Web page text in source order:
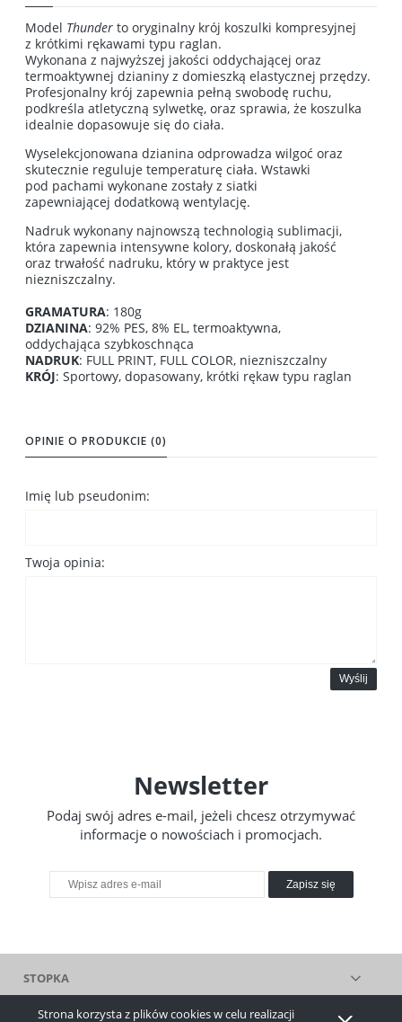
Strona korzysta z plików cookies w celu realizacji
Model Thunder to oryginalny krój koszulki kompresyjnej
z krótkimi rękawami typu raglan.
Wykonana z najwyższej jakości oddychającej oraz
termoaktywnej dzianiny z domieszką elastycznej przędzy.
Profesjonalny krój zapewnia pełną swobodę ruchu,
podkreśla atletyczną sylwetkę, oraz sprawia, że koszulka
idealnie dopasowuje się do ciała.
Wyselekcjonowana dzianina odprowadza wilgoć oraz
skutecznie reguluje temperaturę ciała. Wstawki
pod pachami wykonane zostały z siatki
zapewniającej dodatkową wentylację.
Nadruk wykonany najnowszą technologią sublimacji,
która zapewnia intensywne kolory, doskonałą jakość
oraz trwałość nadruku, który w praktyce jest
niezniszczalny.
GRAMATURA: 180g
DZIANINA: 92% PES, 8% EL, termoaktywna,
oddychająca szybkoschnąca
NADRUK: FULL PRINT, FULL COLOR, niezniszczalny
KRÓJ: Sportowy, dopasowany, krótki rękaw typu raglan
OPINIE O PRODUKCIE (0)
Imię lub pseudonim:
Twoja opinia:
Wyślij
Newsletter
Podaj swój adres e-mail, jeżeli chcesz otrzymywać
informacje o nowościach i promocjach.
Zapisz się
STOPKA